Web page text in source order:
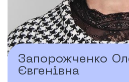
Запорожченко
Євгенівна